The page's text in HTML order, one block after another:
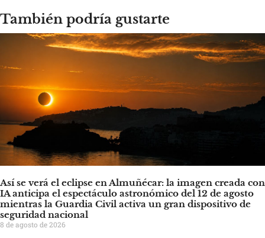
También podría gustarte
Así se verá el eclipse en Almuñécar: la imagen creada con
IA anticipa el espectáculo astronómico del 12 de agosto
mientras la Guardia Civil activa un gran dispositivo de
seguridad nacional
8 de agosto de 2026